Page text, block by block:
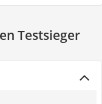
Testsieger